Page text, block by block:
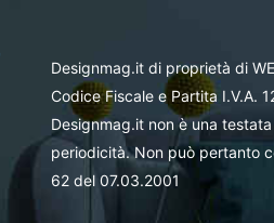
Designmag.it di proprietà di
Codice Fiscale e Partita I.V.A.
Designmag.it non è una
periodicità. Non può pertanto
62 del 07.03.2001